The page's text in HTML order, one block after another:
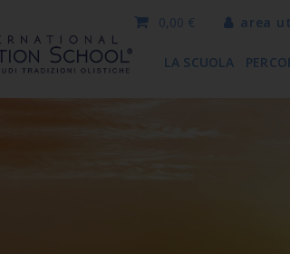
area
0,00 €
LA SCUOLA